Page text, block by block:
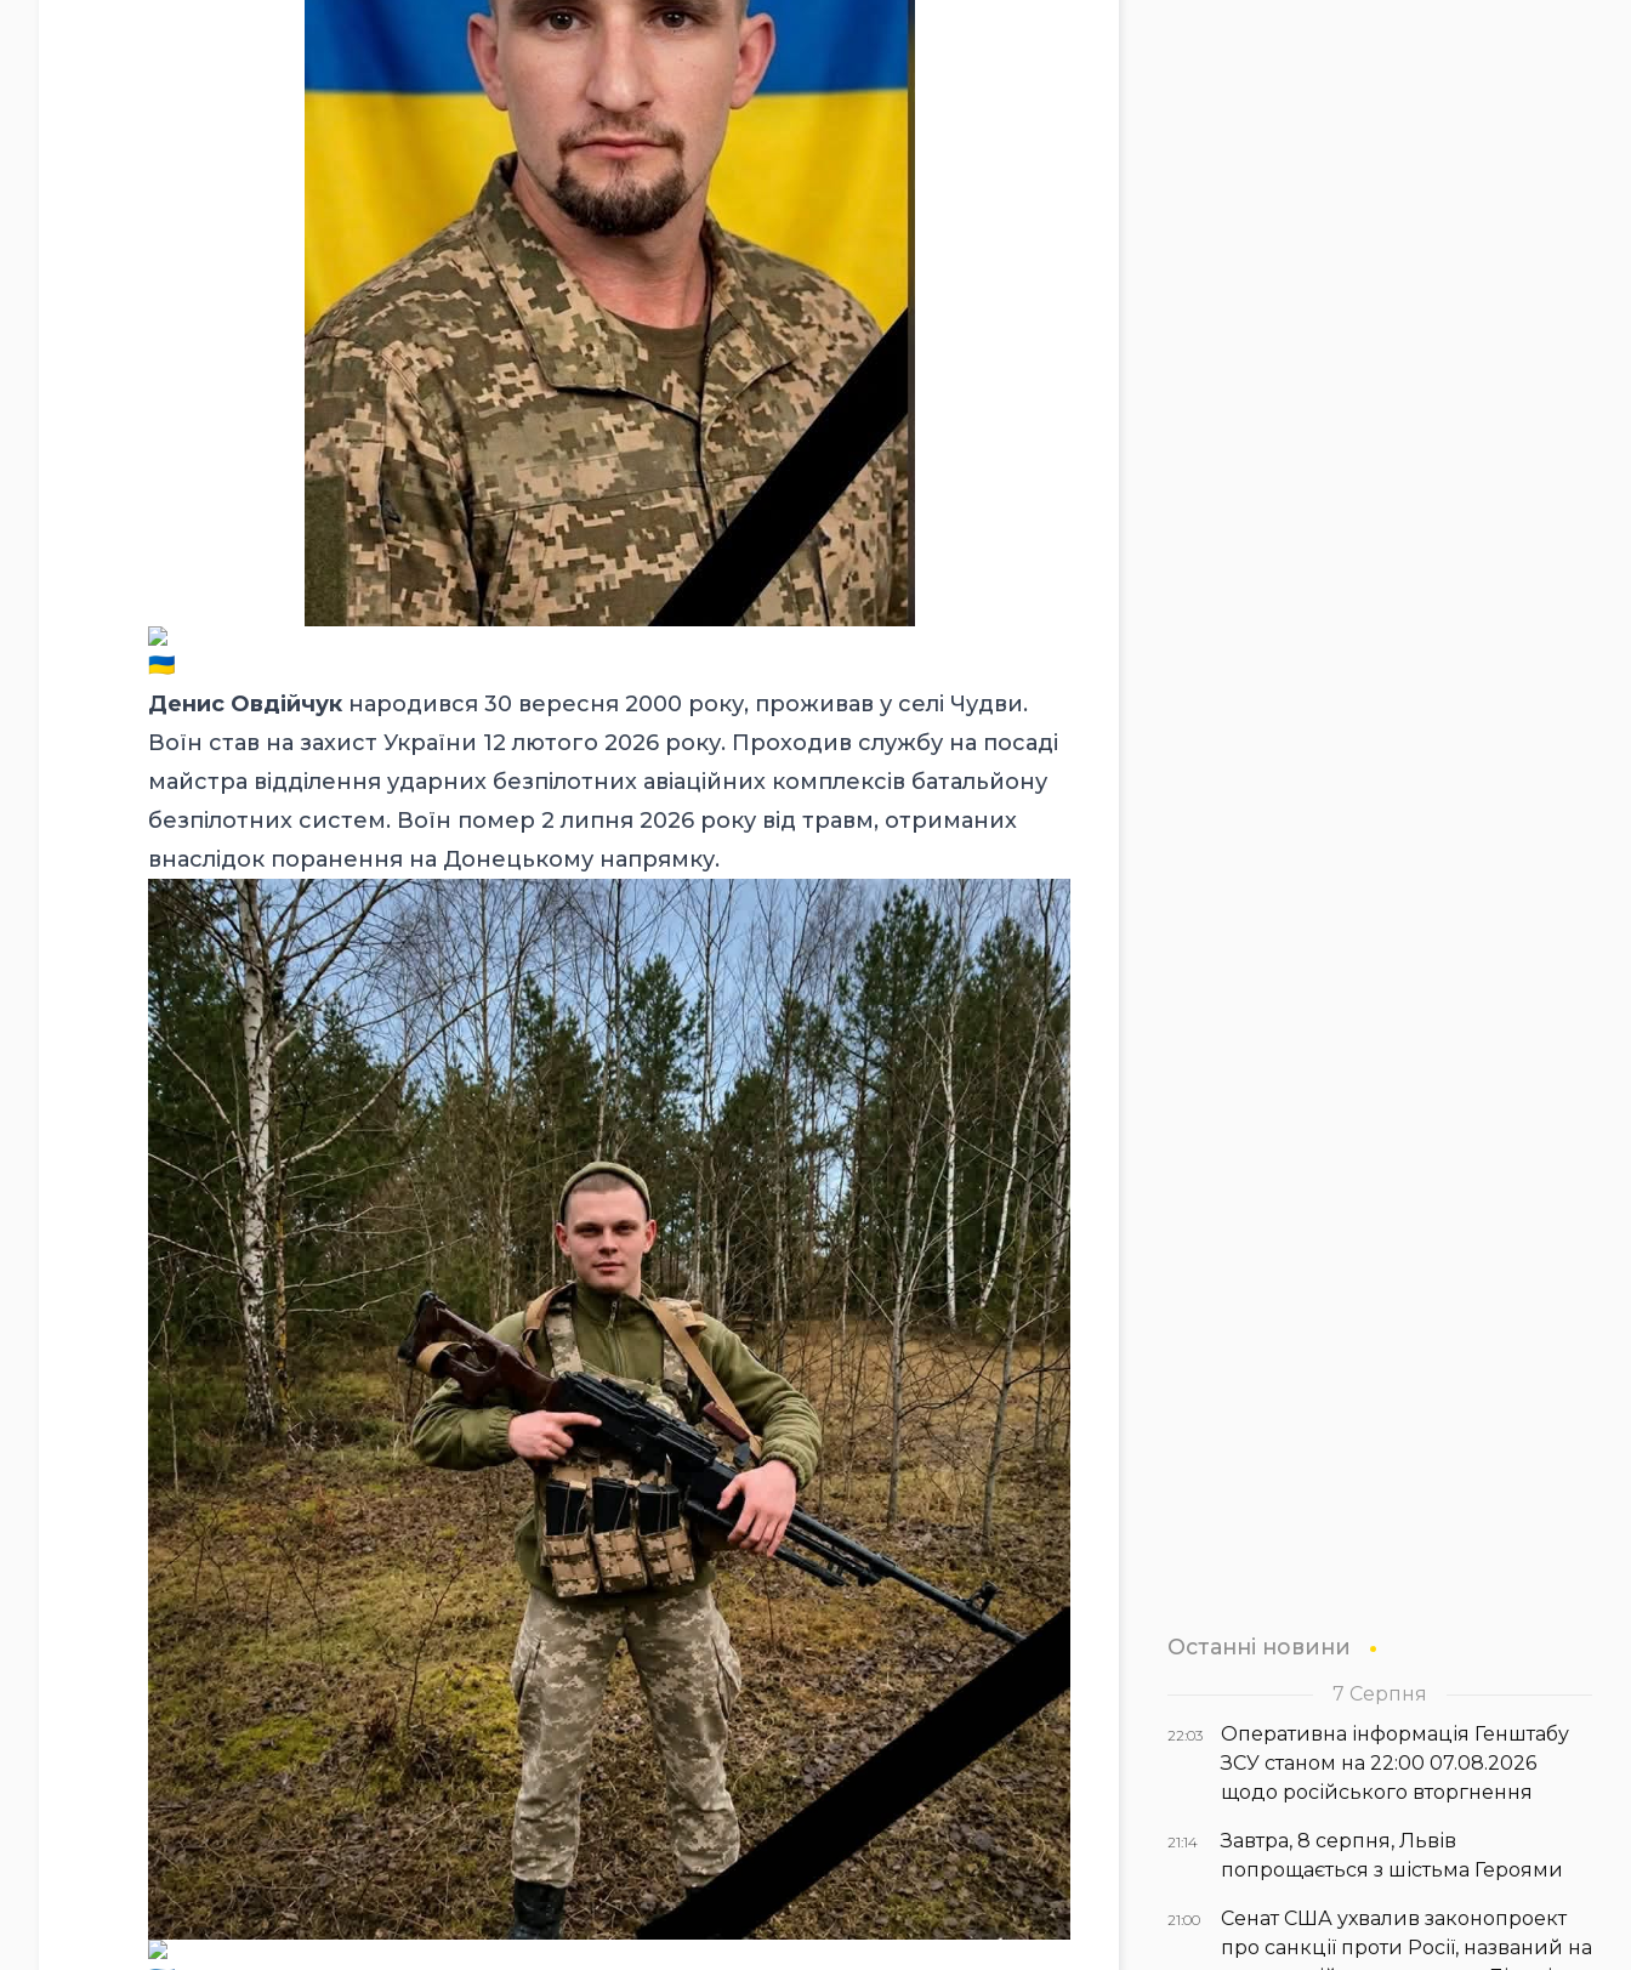
Денис Овдійчук народився 30 вересня 2000 року, проживав у селі Чудви.
Воїн став на захист України 12 лютого 2026 року. Проходив службу на посаді
майстра відділення ударних безпілотних авіаційних комплексів батальйону
безпілотних систем. Воїн помер 2 липня 2026 року від травм, отриманих
внаслідок поранення на Донецькому напрямку.
Останні новини
7 Серпня
22:03
Оперативна інформація Генштабу
ЗСУ станом на 22:00 07.08.2026
щодо російського вторгнення
21:14
Завтра, 8 серпня, Львів
попрощається з шістьма Героями
21:00
Сенат США ухвалив законопроект
про санкції проти Росії, названий на